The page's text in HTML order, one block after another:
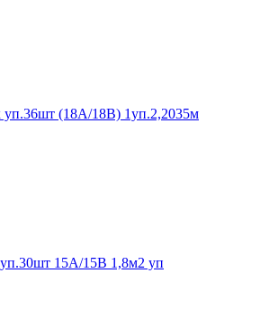
(18А/18В) 1уп.2,2035м
15А/15В 1,8м2 уп